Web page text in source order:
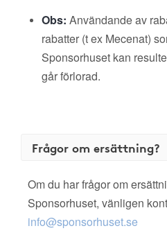
Obs: Användande av
rabatter (t ex Mecenat)
Sponsorhuset kan
går förlorad.
Frågor om ersättning?
Om du har frågor om
Sponsorhuset, vänligen
info@sponsorhuset.se